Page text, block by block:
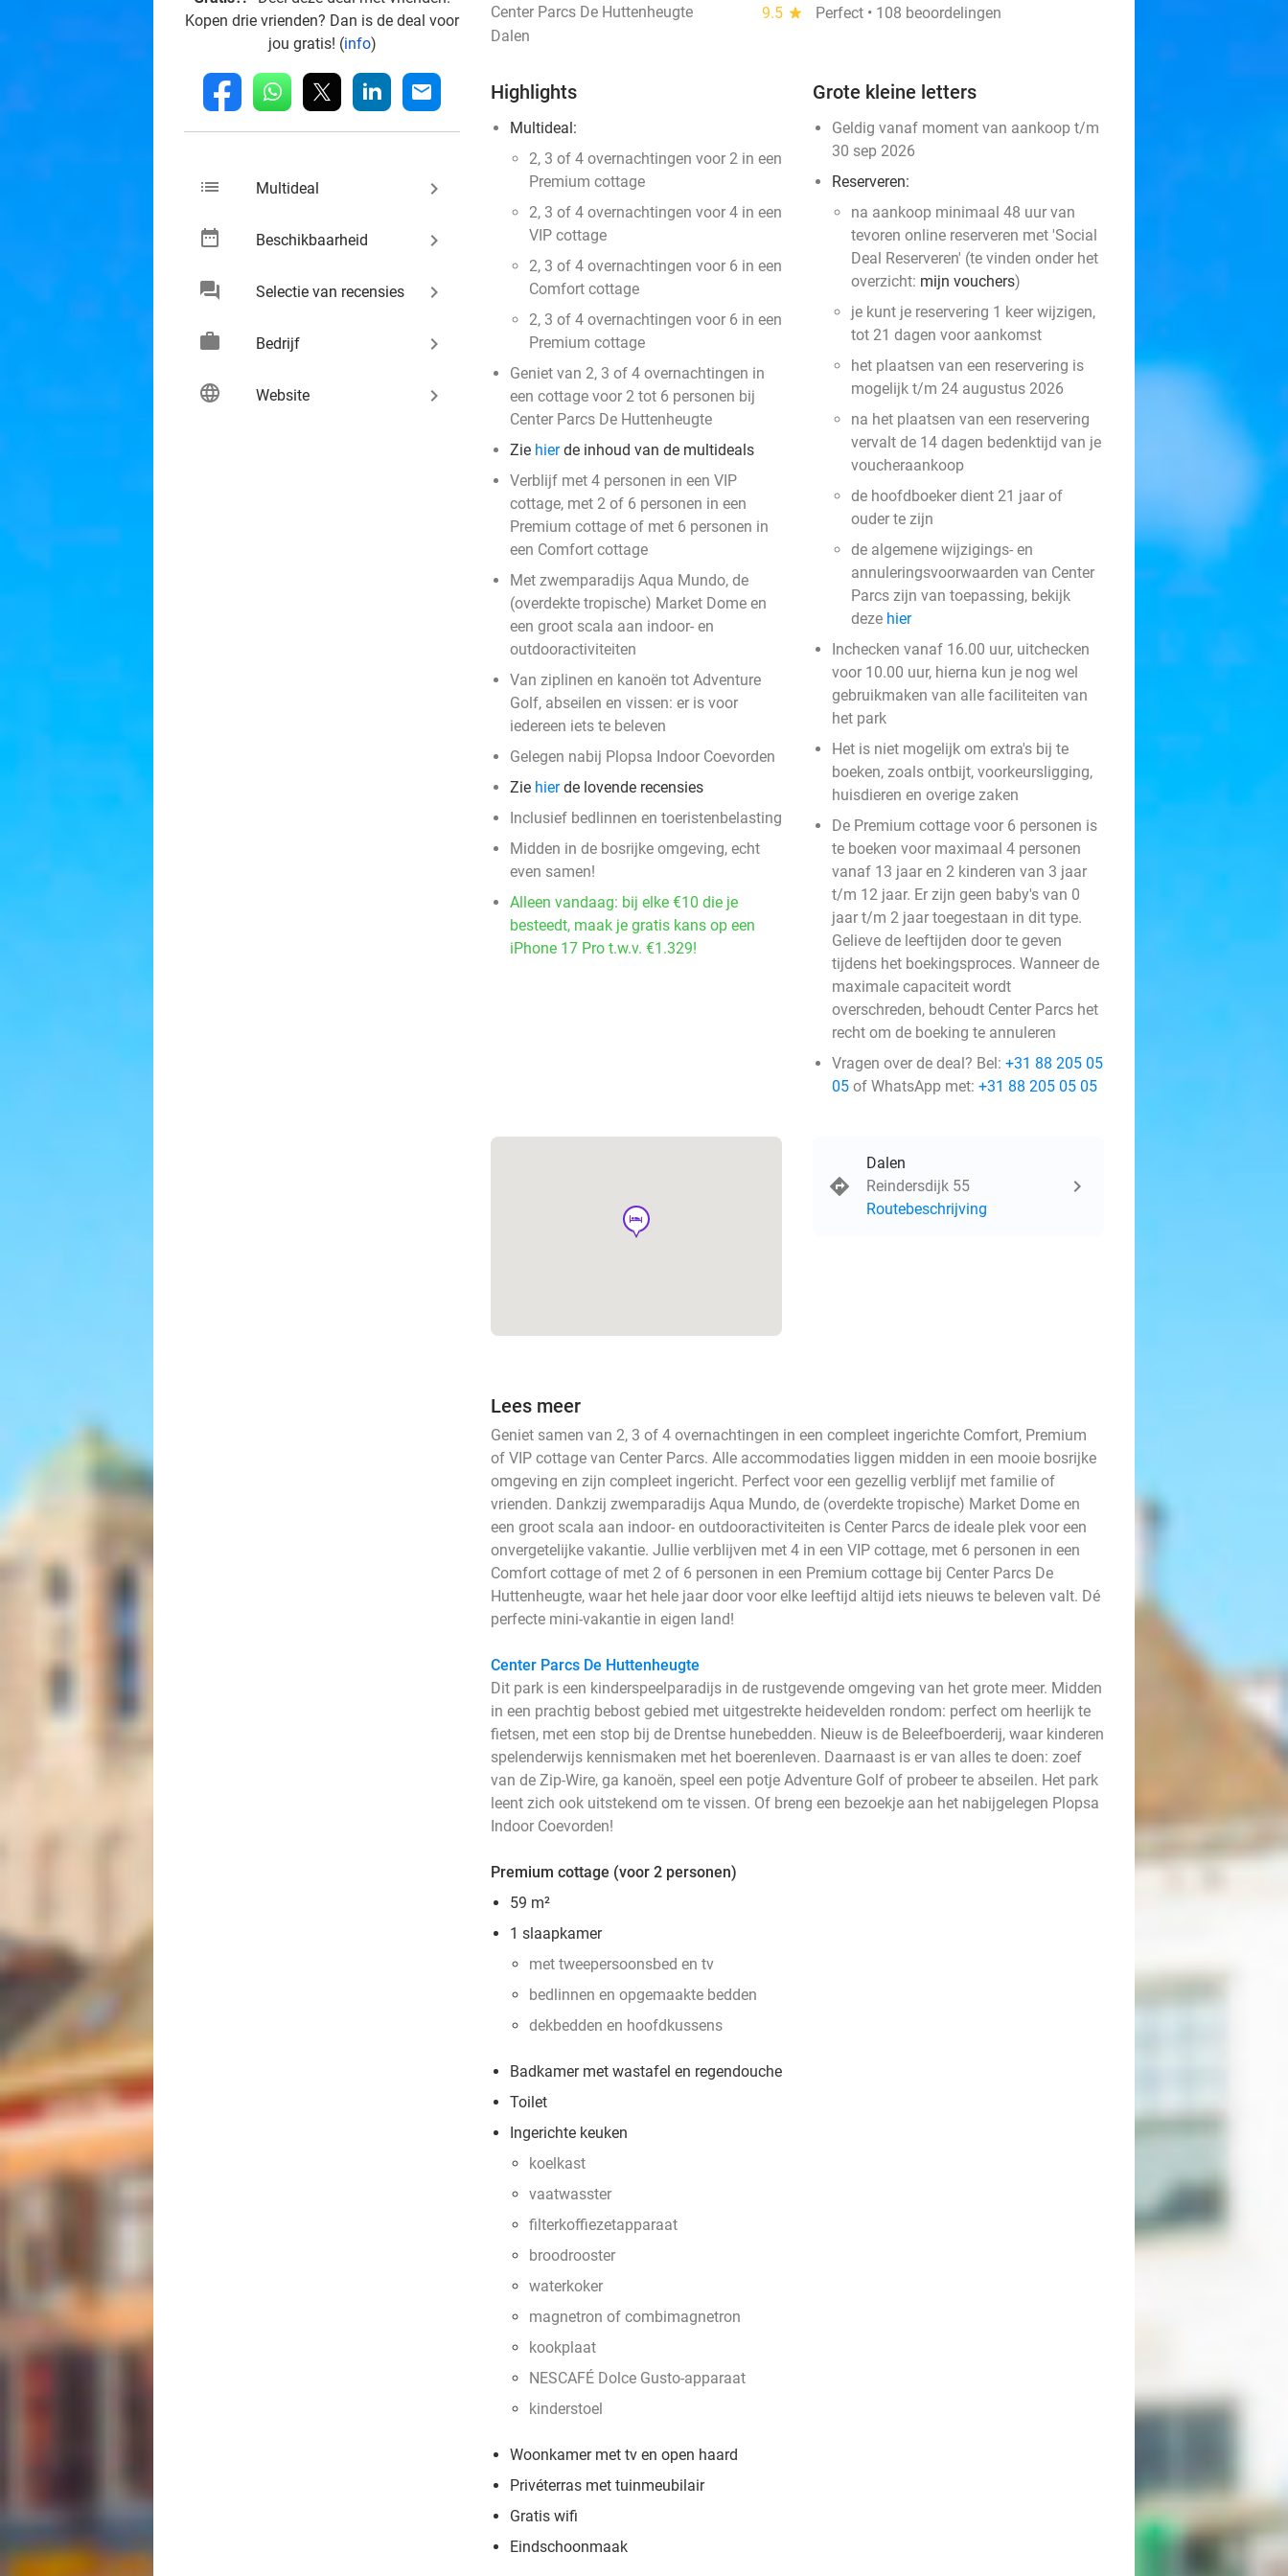
Kopen drie vrienden? Dan is de deal voor
jou gratis! (info)
fb whatsapp linkedin mail
list Multideal keyboard_arrow_right
date_range Beschikbaarheid keyboard_arrow_right
chat Selectie van recensies keyboard_arrow_right
work Bedrijf keyboard_arrow_right
language Website keyboard_arrow_right
Center Parcs De Huttenheugte 9.5 star
Perfect • 108 beoordelingen
Dalen
Highlights
Multideal:
2, 3 of 4 overnachtingen voor 2 in een
Premium cottage
2, 3 of 4 overnachtingen voor 4 in een
VIP cottage
2, 3 of 4 overnachtingen voor 6 in een
Comfort cottage
2, 3 of 4 overnachtingen voor 6 in een
Premium cottage
Geniet van 2, 3 of 4 overnachtingen in
een cottage voor 2 tot 6 personen bij
Center Parcs De Huttenheugte
Zie hierde inhoud van de multideals
Verblijf met 4 personen in een VIP
cottage, met 2 of 6 personen in een
Premium cottage of met 6 personen in
een Comfort cottage
Met zwemparadijs Aqua Mundo, de
(overdekte tropische) Market Dome en
een groot scala aan indoor- en
outdooractiviteiten
Van ziplinen en kanoën tot Adventure
Golf, abseilen en vissen: er is voor
iedereen iets te beleven
Gelegen nabij Plopsa Indoor Coevorden
Zie hierde lovende recensies
Inclusief bedlinnen en toeristenbelasting
Midden in de bosrijke omgeving, echt
even samen!
Alleen vandaag: bij elke €10 die je
besteedt, maak je gratis kans op een
iPhone 17 Pro t.w.v. €1.329!
Grote kleine letters
Geldig vanaf moment van aankoop t/m
30 sep 2026
Reserveren:
na aankoop minimaal 48 uur van
tevoren online reserveren met 'Social
Deal Reserveren' (te vinden onder het
overzicht: mijn vouchers)
je kunt je reservering 1 keer wijzigen,
tot 21 dagen voor aankomst
het plaatsen van een reservering is
mogelijk t/m 24 augustus 2026
na het plaatsen van een reservering
vervalt de 14 dagen bedenktijd van je
voucheraankoop
de hoofdboeker dient 21 jaar of
ouder te zijn
de algemene wijzigings- en
annuleringsvoorwaarden van Center
Parcs zijn van toepassing, bekijk
deze hier
Inchecken vanaf 16.00 uur, uitchecken
voor 10.00 uur, hierna kun je nog wel
gebruikmaken van alle faciliteiten van
het park
Het is niet mogelijk om extra's bij te
boeken, zoals ontbijt, voorkeursligging,
huisdieren en overige zaken
De Premium cottage voor 6 personen is
te boeken voor maximaal 4 personen
vanaf 13 jaar en 2 kinderen van 3 jaar
t/m 12 jaar. Er zijn geen baby's van 0
jaar t/m 2 jaar toegestaan in dit type.
Gelieve de leeftijden door te geven
tijdens het boekingsproces. Wanneer de
maximale capaciteit wordt
overschreden, behoudt Center Parcs het
recht om de boeking te annuleren
Vragen over de deal? Bel: +31 88 205 05
05 of WhatsApp met: +31 88 205 05 05
hotel
Dalen
Reindersdijk 55
Routebeschrijving
Lees meer
Geniet samen van 2, 3 of 4 overnachtingen in een compleet ingerichte Comfort, Premium
of VIP cottage van Center Parcs. Alle accommodaties liggen midden in een mooie bosrijke
omgeving en zijn compleet ingericht. Perfect voor een gezellig verblijf met familie of
vrienden. Dankzij zwemparadijs Aqua Mundo, de (overdekte tropische) Market Dome en
een groot scala aan indoor- en outdooractiviteiten is Center Parcs de ideale plek voor een
onvergetelijke vakantie. Jullie verblijven met 4 in een VIP cottage, met 6 personen in een
Comfort cottage of met 2 of 6 personen in een Premium cottage bij Center Parcs De
Huttenheugte, waar het hele jaar door voor elke leeftijd altijd iets nieuws te beleven valt. Dé
perfecte mini-vakantie in eigen land!
Center Parcs De Huttenheugte
Dit park is een kinderspeelparadijs in de rustgevende omgeving van het grote meer. Midden
in een prachtig bebost gebied met uitgestrekte heidevelden rondom: perfect om heerlijk te
fietsen, met een stop bij de Drentse hunebedden. Nieuw is de Beleefboerderij, waar kinderen
spelenderwijs kennismaken met het boerenleven. Daarnaast is er van alles te doen: zoef
van de Zip-Wire, ga kanoën, speel een potje Adventure Golf of probeer te abseilen. Het park
leent zich ook uitstekend om te vissen. Of breng een bezoekje aan het nabijgelegen Plopsa
Indoor Coevorden!
Premium cottage (voor 2 personen)
59 m²
1 slaapkamer
met tweepersoonsbed en tv
bedlinnen en opgemaakte bedden
dekbedden en hoofdkussens
Badkamer met wastafel en regendouche
Toilet
Ingerichte keuken
koelkast
vaatwasster
filterkoffiezetapparaat
broodrooster
waterkoker
magnetron of combimagnetron
kookplaat
NESCAFÉ Dolce Gusto-apparaat
kinderstoel
Woonkamer met tv en open haard
Privéterras met tuinmeubilair
Gratis wifi
Eindschoonmaak